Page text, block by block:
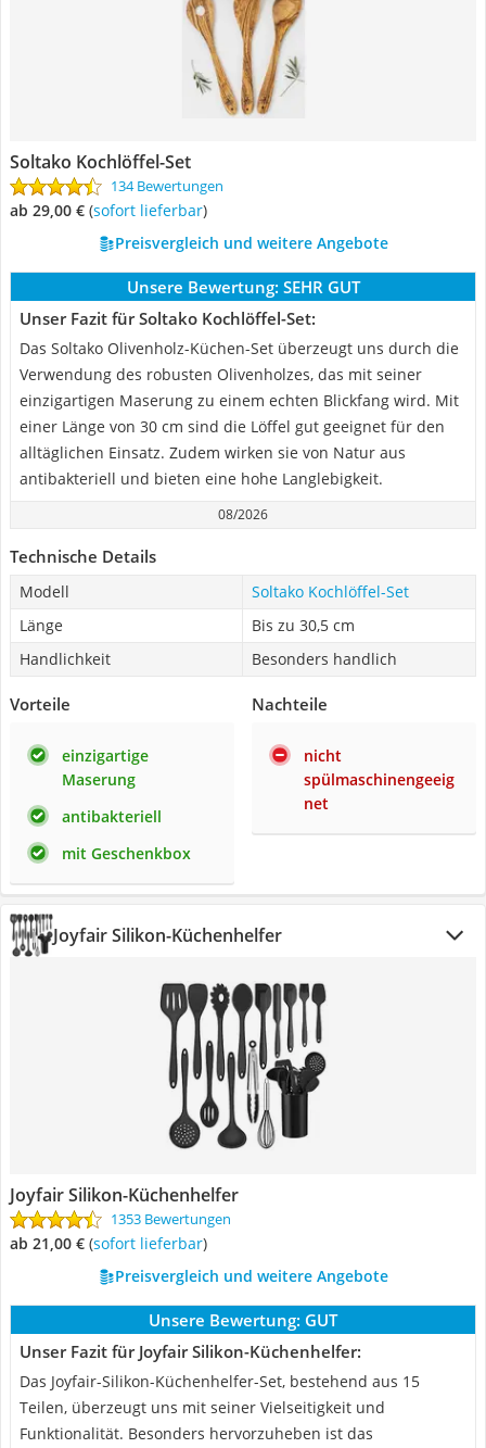
Soltako Kochlöffel-Set
134 Bewertungen
ab 29,00 € ( Sofort lieferbar)
Preisvergleich und weitere Angebote
Unsere Bewertung: SEHR GUT
Unser Fazit für Soltako Kochlöffel-Set:
Das Soltako Olivenholz-Küchen-Set überzeugt uns durch die
Verwendung des robusten Olivenholzes, das mit seiner
einzigartigen Maserung zu einem echten Blickfang wird. Mit
einer Länge von 30 cm sind die Löffel gut geeignet für den
alltäglichen Einsatz. Zudem wirken sie von Natur aus
antibakteriell und bieten eine hohe Langlebigkeit.
08/2026
Technische Details
Modell
Soltako Kochlöffel-Set
Länge
Bis zu 30,5 cm
Handlichkeit
Besonders handlich
Vorteile
einzigartige
Maserung
antibakteriell
mit Geschenkbox
Nachteile
nicht
spülmaschinengeeig
net
Joyfair Silikon-Küchenhelfer
Joyfair Silikon-Küchenhelfer
1353 Bewertungen
ab 21,00 € ( Sofort lieferbar)
Preisvergleich und weitere Angebote
Unsere Bewertung: GUT
Unser Fazit für Joyfair Silikon-Küchenhelfer:
Das Joyfair-Silikon-Küchenhelfer-Set, bestehend aus 15
Teilen, überzeugt uns mit seiner Vielseitigkeit und
Funktionalität. Besonders hervorzuheben ist das